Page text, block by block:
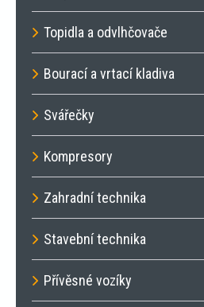
Topidla a odvlhčovače
Bourací a vrtací kladiva
Svářečky
Kompresory
Zahradní technika
Stavební technika
Přívěsné vozíky